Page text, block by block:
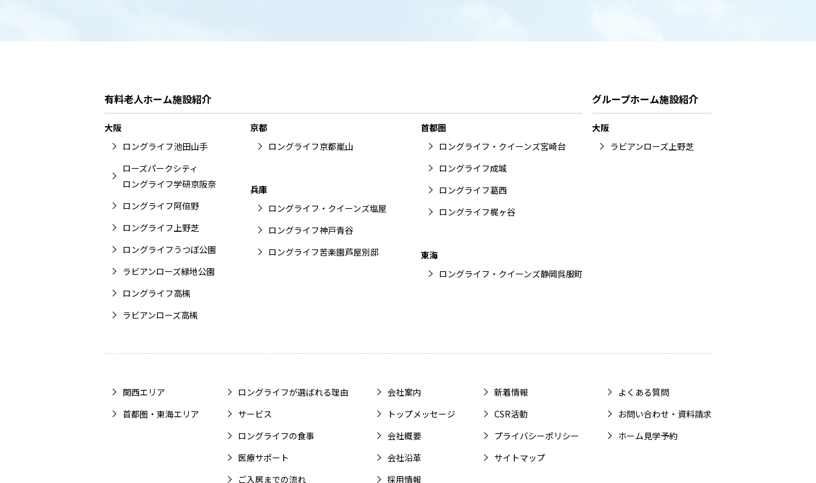
有料老人ホーム施設紹介
大阪
ロングライフ池田山手
ローズパークシティ
ロングライフ学研京阪奈
ロングライフ阿倍野
ロングライフ上野芝
ロングライフうつぼ公園
ラビアンローズ緑地公園
ロングライフ高槻
ラビアンローズ高槻
京都
ロングライフ京都嵐山
兵庫
ロングライフ・クイーンズ塩屋
ロングライフ神戸青谷
ロングライフ苦楽園芦屋別邸
首都圏
ロングライフ・クイーンズ宮崎台
ロングライフ成城
ロングライフ葛西
ロングライフ梶ヶ谷
東海
ロングライフ・クイーンズ静岡呉服町
グループホーム施設紹介
大阪
ラビアンローズ上野芝
関西エリア
首都圏・東海エリア
ロングライフが選ばれる理由
サービス
ロングライフの食事
医療サポート
ご入居までの流れ
会社案内
トップメッセージ
会社概要
会社沿革
採用情報
新着情報
CSR活動
プライバシーポリシー
サイトマップ
よくある質問
お問い合わせ・資料請求
ホーム見学予約